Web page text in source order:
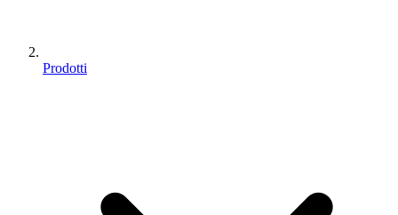
Prodotti